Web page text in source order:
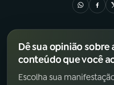
Dê sua opinião sobre
conteúdo que você
Escolha sua